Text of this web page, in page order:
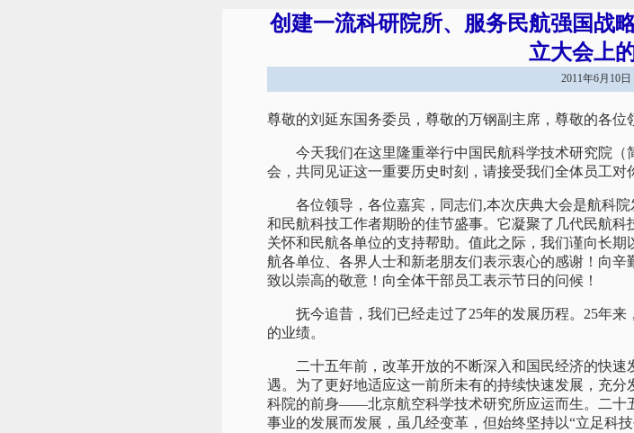
创建一流科研院所、服务民航强国
立大会上
2011年6月10
尊敬的刘延东国务委员，尊敬的万钢副主席，尊敬的各位
今天我们在这里隆重举行中国民航科学技术研究院（
会，共同见证这一重要历史时刻，请接受我们全体员工对
各位领导，各位嘉宾，同志们,本次庆典大会是航科院
和民航科技工作者期盼的佳节盛事。它凝聚了几代民航
关怀和民航各单位的支持帮助。值此之际，我们谨向长
航各单位、各界人士和新老朋友们表示衷心的感谢！向
致以崇高的敬意！向全体干部员工表示节日的问候！
抚今追昔，我们已经走过了25年的发展历程。25年来
的业绩。
二十五年前，改革开放的不断深入和国民经济的快速
遇。为了更好地适应这一前所未有的持续快速发展，充
科院的前身——北京航空科学技术研究所应运而生。二十
事业的发展而发展，虽几经变革，但始终坚持以“立足科